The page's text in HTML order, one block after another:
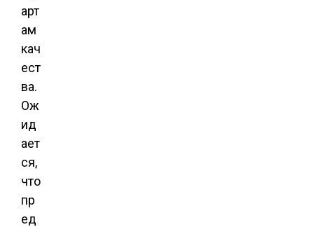
арт
ам
кач
ест
ва.
Ож
ид
ает
ся,
что
пр
ед